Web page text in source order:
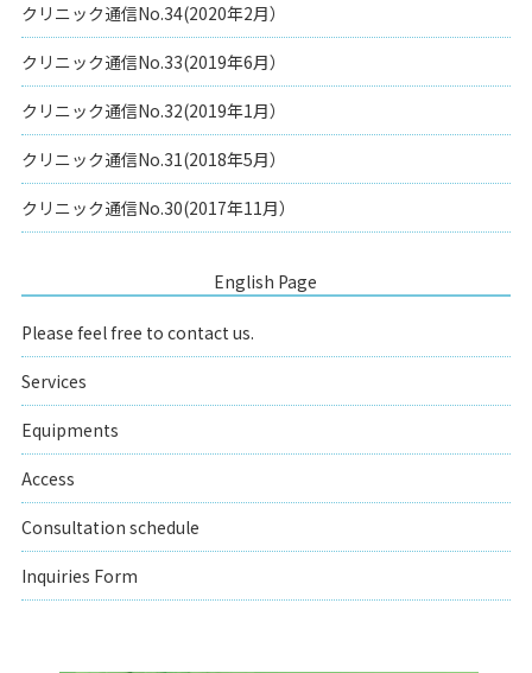
クリニック通信No.34(2020年2月）
クリニック通信No.33(2019年6月）
クリニック通信No.32(2019年1月）
クリニック通信No.31(2018年5月）
クリニック通信No.30(2017年11月）
English Page
Please feel free to contact us.
Services
Equipments
Access
Consultation schedule
Inquiries Form